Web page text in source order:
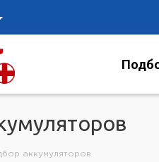
аккумуляторов